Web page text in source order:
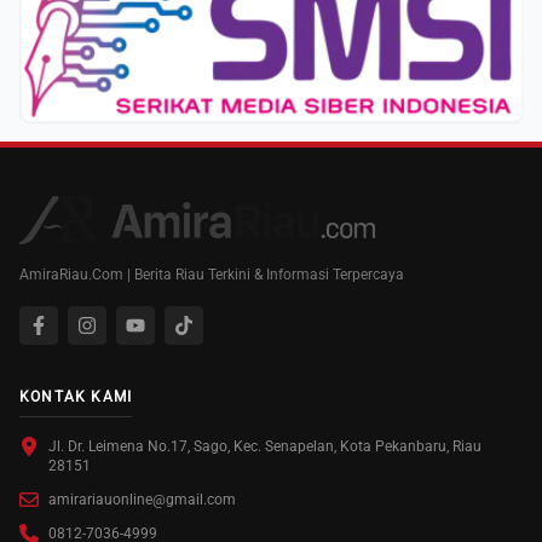
AmiraRiau.Com | Berita Riau Terkini & Informasi Terpercaya
KONTAK KAMI
Jl. Dr. Leimena No.17, Sago, Kec. Senapelan, Kota Pekanbaru, Riau
28151
amirariauonline@gmail.com
0812-7036-4999